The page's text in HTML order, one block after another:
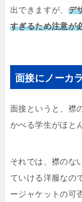
出できますが、 デ
すぎるため注意が
面接にノーカ
面接というと、襟
かべる学生がほと
それでは、襟のな
ていける洋服なの
ージャケットの可